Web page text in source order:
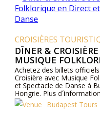
CROISIÈRES
DÎNER &
MUSIQUE
DIRECT ET
Achetez des billets
Croisière avec Musique
et Spectacle de Danse à
Hongrie. Plus
programme et les prix en
téléphone.Budapest Tours